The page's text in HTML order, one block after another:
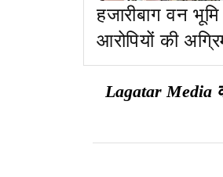
हजारीबाग वन
आरोपियों की
HC ने ACB से
Lagatar Media